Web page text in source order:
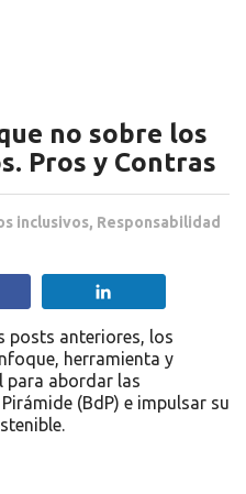
no sobre los
Pros y Contras
inclusivos, Responsabilidad
posts anteriores, los
herramienta y
para abordar las
(BdP) e impulsar su